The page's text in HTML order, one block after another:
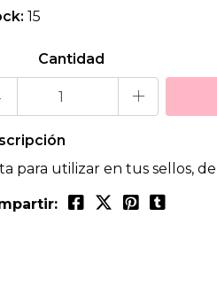
15
Cantidad
+
para utilizar en tus sellos,